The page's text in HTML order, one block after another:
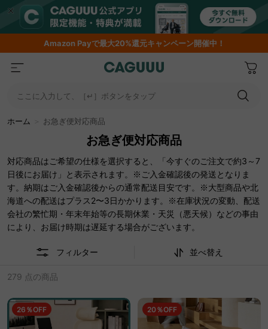
期間限定フラッシュセール！最大50％OFF
ここに入力して、［↵］ボタンをタップ
ホーム お急ぎ便対応商品
お急ぎ便対応商品
対応商品はご希望の仕様を選択すると、「今すぐのご注文で約3～7
日後にお届け」と表示されます。※ご入金確認後の発送となりま
す。納期はご入金確認後からの通常配送目安です。※大型商品や北
海道への配送はプラス2〜3日かかります。※在庫状況の変動、配送
会社の繁忙期・年末年始等の長期休業・天災（悪天候）などの事由
により、お届け時期は遅延する場合がございます。
フィルター 並べ替え
279 点の商品
26％OFF 20％OFF